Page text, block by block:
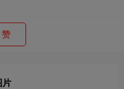
赞
片